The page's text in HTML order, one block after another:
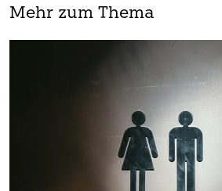
Mehr zum Thema